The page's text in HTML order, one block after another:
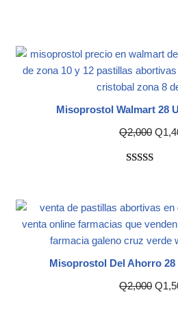
Misoprostol Walmart 28
Q2,000 Q
5 en base a
valoraciones
de clientes
Misoprostol Del Ahorro 28
Q2,000 Q